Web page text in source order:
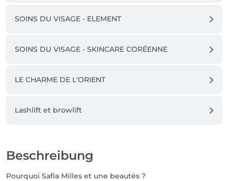
Safia – Safia Milles et Une Beautés 🤍
Moudon mais il donne sur la rue Mauborget en face
Salon esthétique :🌸🌿
🌸Épilation définitive au laser
🌿Head Spa
🇲🇦Soins de l'Orient
SOINS DU VISAGE - ELEMENT
SOINS DU VISAGE - SKINCARE CORÉENNE
LE CHARME DE L'ORIENT
Lashlift et browlift
Beschreibung
Pourquoi Safia Milles et une beautés ?